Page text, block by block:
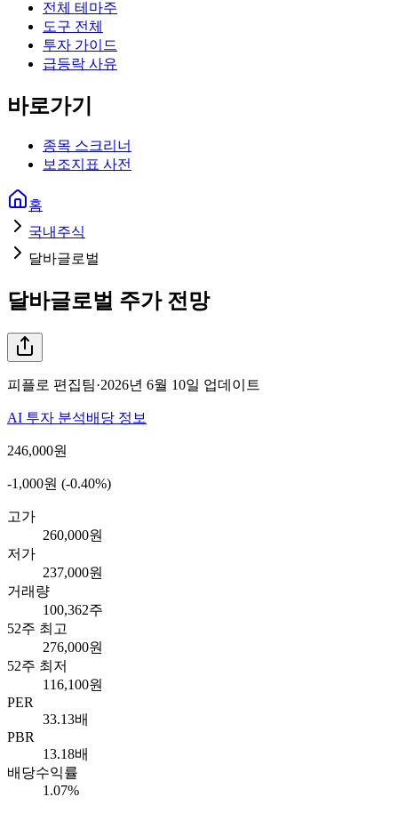
전체 테마주
도구 전체
투자 가이드
급등락 사유
바로가기
종목 스크리너
보조지표 사전
홈
국내주식
달바글로벌
달바글로벌 주가 전망
피플로 편집팀·2026년 6월 10일 업데이트
AI 투자 분석배당 정보
246,000원
-1,000원 (-0.40%)
고가
260,000원
저가
237,000원
거래량
100,362주
52주 최고
276,000원
52주 최저
116,100원
PER
33.13배
PBR
13.18배
배당수익률
1.07%